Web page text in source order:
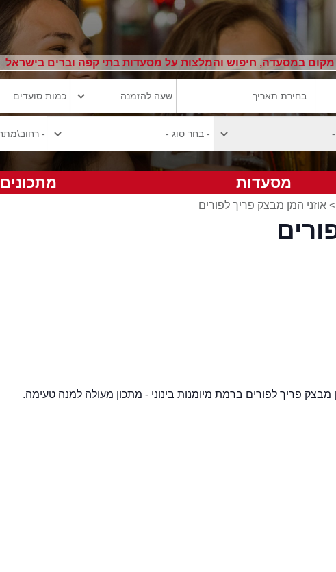
במסעדה, חיפוש והמלצות על מסעדות בתי קפה וברים בישראל
מסעדות מתכונים
> אוזני המן מבצק פריך לפורים